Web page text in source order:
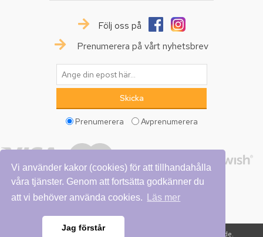
Vi använder kakor (cookies) för att tillhandahålla
våra tjänster. Genom att fortsätta godkänner du
att vi behöver använda cookies.
Läs mer
Jag förstår
Följ oss på
Prenumerera på vårt nyhetsbrev
Prenumerera Avprenumerera
Copyright © 2026 Vattumannen. Alla rättigheter reserverade.